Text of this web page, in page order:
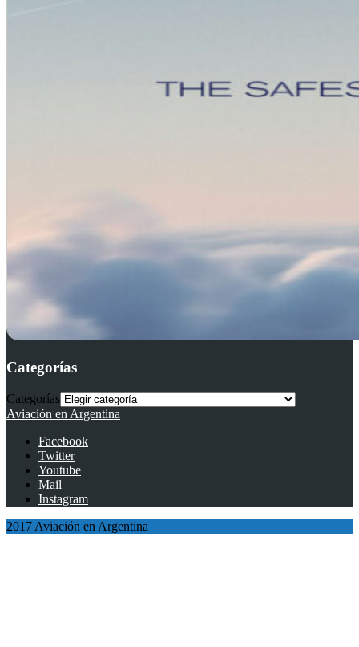
Categorías
Categorías
Aviación en Argentina
Facebook
Twitter
Youtube
Mail
Instagram
2017 Aviación en Argentina